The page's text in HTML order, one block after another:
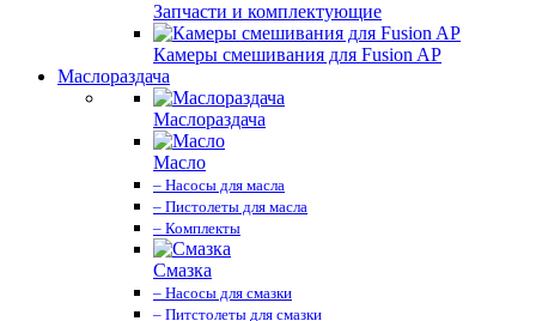
Запчасти и комплектующие
Камеры смешивания для Fusion AP
Маслораздача
Маслораздача
Масло
– Насосы для масла
– Пистолеты для масла
– Комплекты
Смазка
– Насосы для смазки
– Питстолеты для смазки